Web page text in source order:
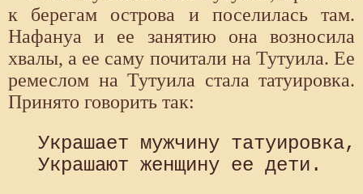
к берегам острова и поселилась там.
Нафануа и ее занятию она возносила
хвалы, а ее саму почитали на Тутуила. Ее
ремеслом на Тутуила стала татуировка.
Принято говорить так:
Украшает мужчину